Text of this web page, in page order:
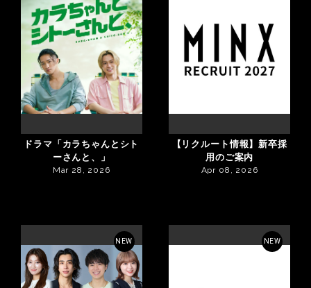
ドラマ「カラちゃんとシト
ーさんと、」
Mar 28, 2026
【リクルート情報】新卒採
用のご案内
Apr 08, 2026
NEW NEW